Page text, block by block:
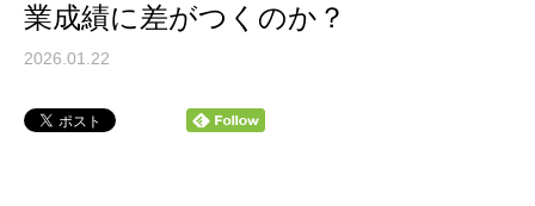
業成績に差がつくのか？
2026.01.22